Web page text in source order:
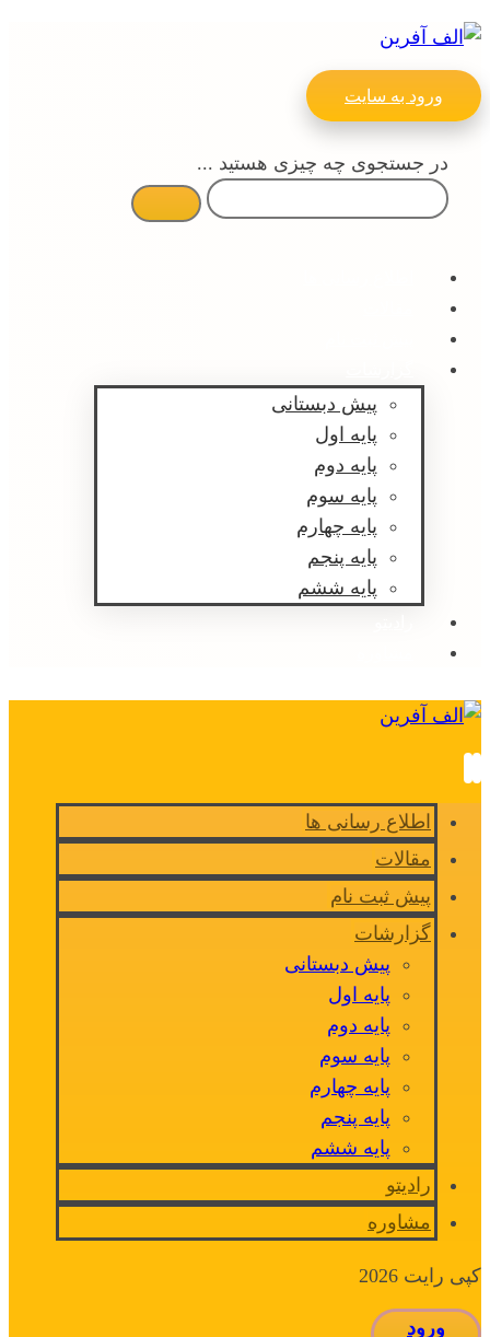
ورود به سایت
در جستجوی چه چیزی هستید ...
پیش دبستانی
پایه اول
پایه دوم
پایه سوم
پایه چهارم
پایه پنجم
پایه ششم
اطلاع رسانی ها
مقالات
پیش ثبت نام
گزارشات
پیش دبستانی
پایه اول
پایه دوم
پایه سوم
پایه چهارم
پایه پنجم
پایه ششم
رادیتو
مشاوره
کپی رایت 2026
ورود